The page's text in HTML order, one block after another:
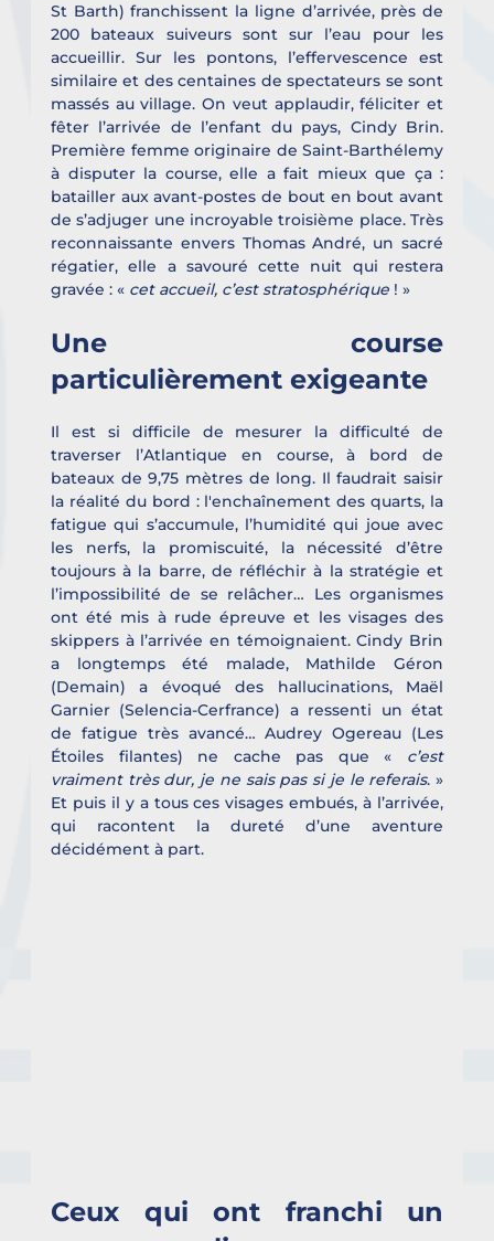
St Barth) franchissent la ligne d’arrivée, près de
200 bateaux suiveurs sont sur l’eau pour les
accueillir. Sur les pontons, l’effervescence est
similaire et des centaines de spectateurs se sont
massés au village. On veut applaudir, féliciter et
fêter l’arrivée de l’enfant du pays, Cindy Brin.
Première femme originaire de Saint-Barthélemy
à disputer la course, elle a fait mieux que ça :
batailler aux avant-postes de bout en bout avant
de s’adjuger une incroyable troisième place. Très
reconnaissante envers Thomas André, un sacré
régatier, elle a savouré cette nuit qui restera
gravée : « cet accueil, c’est stratosphérique ! »
Une course
particulièrement exigeante
Il est si difficile de mesurer la difficulté de
traverser l’Atlantique en course, à bord de
bateaux de 9,75 mètres de long. Il faudrait saisir
la réalité du bord : l'enchaînement des quarts, la
fatigue qui s’accumule, l’humidité qui joue avec
les nerfs, la promiscuité, la nécessité d’être
toujours à la barre, de réfléchir à la stratégie et
l’impossibilité de se relâcher… Les organismes
ont été mis à rude épreuve et les visages des
skippers à l’arrivée en témoignaient. Cindy Brin
a longtemps été malade, Mathilde Géron
(Demain) a évoqué des hallucinations, Maël
Garnier (Selencia-Cerfrance) a ressenti un état
de fatigue très avancé… Audrey Ogereau (Les
Étoiles filantes) ne cache pas que « c’est
vraiment très dur, je ne sais pas si je le referais. »
Et puis il y a tous ces visages embués, à l’arrivée,
qui racontent la dureté d’une aventure
décidément à part.
Ceux qui ont franchi un